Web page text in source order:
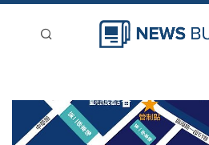
新聞稿分類